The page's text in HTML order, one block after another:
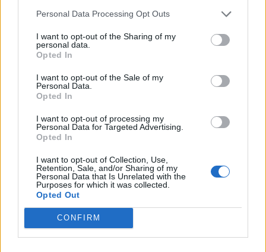
Personal Data Processing Opt Outs
I want to opt-out of the Sharing of my
personal data.
Opted In
I want to opt-out of the Sale of my
Personal Data.
Opted In
I want to opt-out of processing my
Personal Data for Targeted Advertising.
Opted In
I want to opt-out of Collection, Use,
Retention, Sale, and/or Sharing of my
Personal Data that Is Unrelated with the
Purposes for which it was collected.
Opted Out
CONFIRM
Θέσεις εργασίας
Όλες οι Θέσεις Εργασίας
Θέσεις Εργασίας ανά Ειδικότητα
Κέντρο Βοήθειας
Υπηρεσίες υποψηφίων
Καταχώρηση Online Βιογραφικού
Συμβουλές Καριέρας